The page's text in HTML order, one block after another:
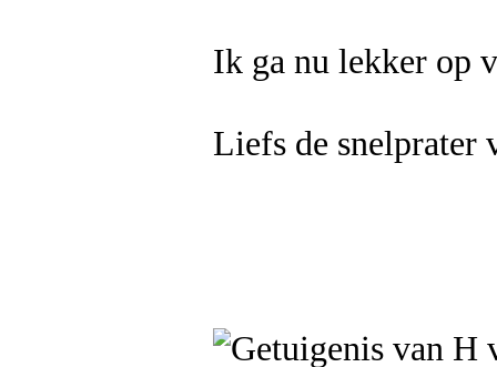
Ik ga nu lekker op
Liefs de snelprater